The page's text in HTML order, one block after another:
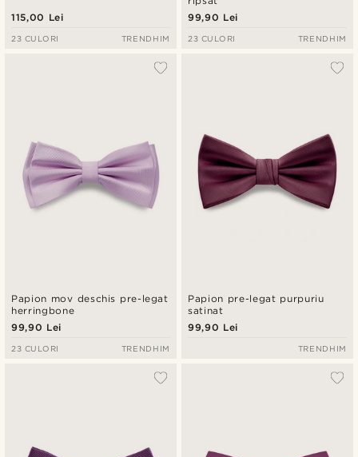
115,00 Lei
23 CULORI TRENDHIM
99,90 Lei
23 CULORI TRENDHIM
Papion mov deschis pre-legat
herringbone
99,90 Lei
23 CULORI TRENDHIM
Papion pre-legat purpuriu
satinat
99,90 Lei
TRENDHIM